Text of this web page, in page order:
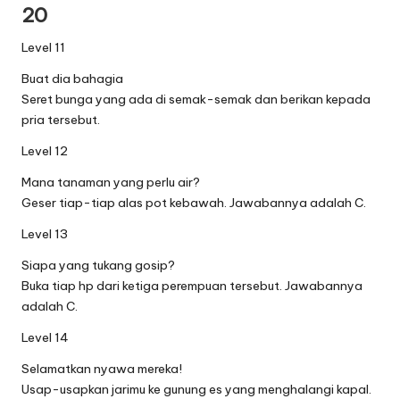
20
Level 11
Buat dia bahagia
Seret bunga yang ada di semak-semak dan berikan kepada
pria tersebut.
Level 12
Mana tanaman yang perlu air?
Geser tiap-tiap alas pot kebawah. Jawabannya adalah C.
Level 13
Siapa yang tukang gosip?
Buka tiap hp dari ketiga perempuan tersebut. Jawabannya
adalah C.
Level 14
Selamatkan nyawa mereka!
Usap-usapkan jarimu ke gunung es yang menghalangi kapal.